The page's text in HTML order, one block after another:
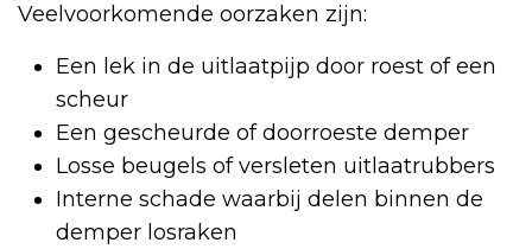
Veelvoorkomende oorzaken zijn:
Een lek in de uitlaatpijp door roest of een
scheur
Een gescheurde of doorroeste demper
Losse beugels of versleten uitlaatrubbers
Interne schade waarbij delen binnen de
demper losraken